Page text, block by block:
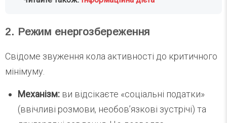
2. Режим енергозбереження
Свідоме звуження кола активності до критичного
мінімуму.
Механізм: ви відсікаєте «соціальні податки»
(ввічливі розмови, необов’язкові зустрічі) та